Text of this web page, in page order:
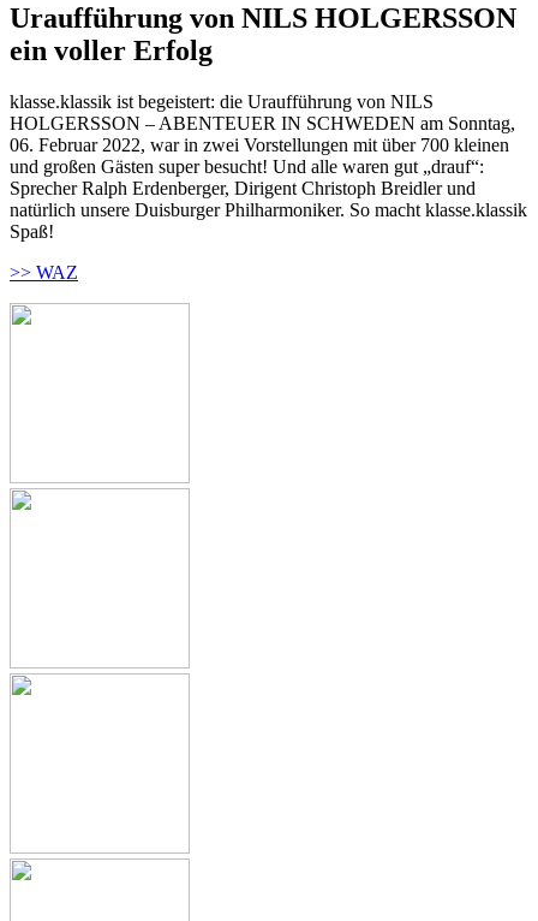
Uraufführung von NILS HOLGERSSON
ein voller Erfolg
klasse.klassik ist begeistert: die Uraufführung von NILS
HOLGERSSON – ABENTEUER IN SCHWEDEN am Sonntag,
06. Februar 2022, war in zwei Vorstellungen mit über 700 kleinen
und großen Gästen super besucht! Und alle waren gut „drauf“:
Sprecher Ralph Erdenberger, Dirigent Christoph Breidler und
natürlich unsere Duisburger Philharmoniker. So macht klasse.klassik
Spaß!
>> WAZ